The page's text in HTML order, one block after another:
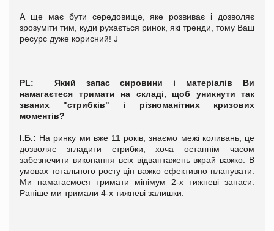
А ще має бути середовище, яке розвиває і дозволяє
зрозуміти тим, куди рухається ринок, які тренди, тому Ваш
ресурс дуже корисний! J
PL: Який запас сировини і матеріалів Ви
намагаєтеся тримати на складі, щоб уникнути так
званих "стрибків" і різноманітних кризових
моментів?
І.Б.: На ринку ми вже 11 років, знаємо межі коливань, це
дозволяє згладити стрибки, хоча останнім часом
забезпечити виконання всіх відвантажень вкрай важко. В
умовах тотального росту цін важко ефективно планувати.
Ми намагаємося тримати мінімум 2-х тижневі запаси.
Раніше ми тримали 4-х тижневі залишки.